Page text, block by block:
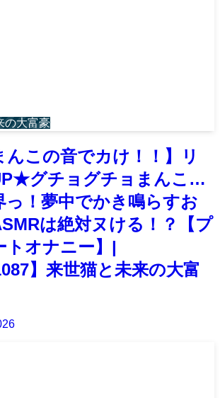
の大富豪
んこの音でカけ！！】リ
グチョグチョまんこ…
っ！夢中でかき鳴らすお
は絶対ヌける！？【プ
トオナニー】|
】来世猫と未来の大富